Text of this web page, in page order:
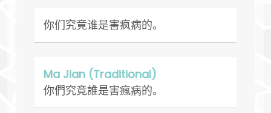
你们究竟谁是害疯病的。
Ma Jian (Traditional)
你們究竟誰是害瘋病的。